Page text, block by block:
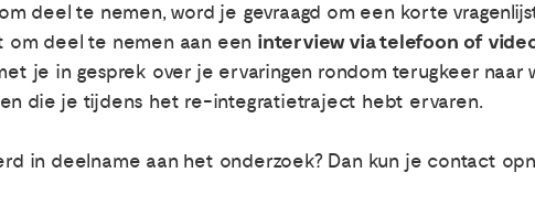
deel te nemen, word je gevraagd om een korte
om deel te nemen aan een interview via telefoon of
je in gesprek over je ervaringen rondom terugkeer naar
die je tijdens het re-integratietraject hebt ervaren.
in deelname aan het onderzoek? Dan kun je contact